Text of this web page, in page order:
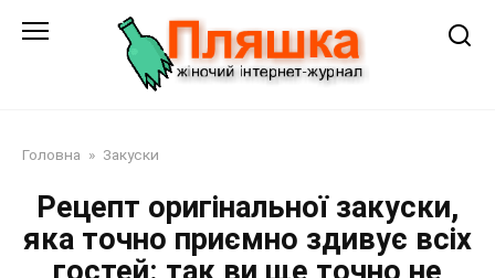
Головна » Закуски
Рецепт оригінальної закуски,
яка точно приємно здивує всіх